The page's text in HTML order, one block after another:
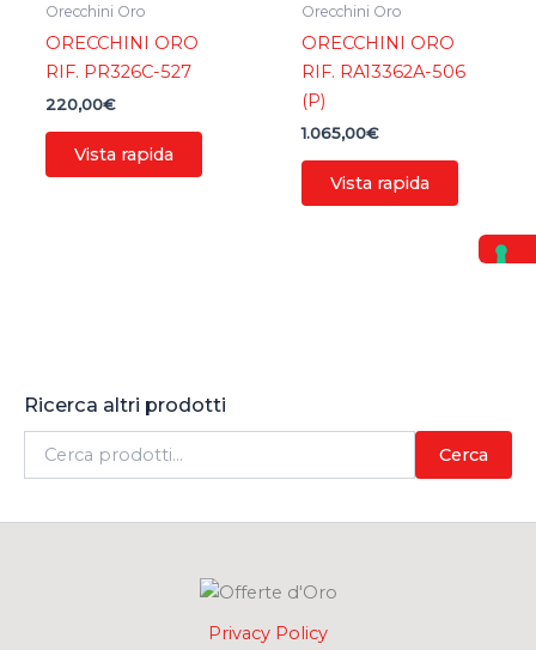
Ricerca altri prodotti
Cerca
Orecchini Oro
ORECCHINI ORO
RIF. PR326C-527
220,00€
Vista rapida
Orecchini Oro
ORECCHINI ORO
RIF. RA13362A-506
(P)
1.065,00€
Vista rapida
Privacy Policy